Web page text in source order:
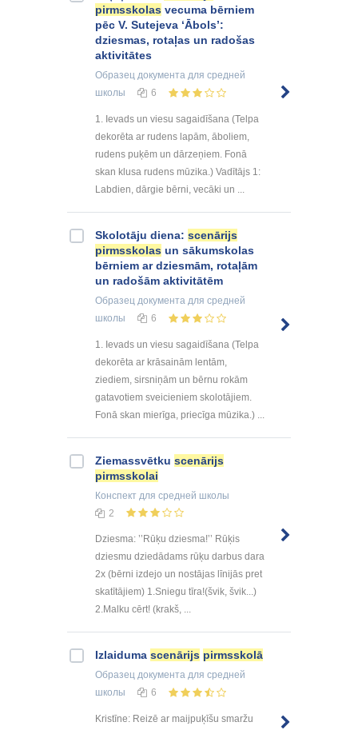
pirmsskolas vecuma bērniem
pēc V. Sutejeva ‘Ābols’:
dziesmas, rotaļas un radošas
aktivitātes
Образец документа для средней
школы
6
1. Ievads un viesu sagaidīšana (Telpa
dekorēta ar rudens lapām, āboliem,
rudens puķēm un dārzeņiem. Fonā
skan klusa rudens mūzika.) Vadītājs 1:
Labdien, dārgie bērni, vecāki un ...
Skolotāju diena: scenārijs
pirmsskolas un sākumskolas
bērniem ar dziesmām, rotaļām
un radošām aktivitātēm
Образец документа для средней
школы
6
1. Ievads un viesu sagaidīšana (Telpa
dekorēta ar krāsainām lentām,
ziediem, sirsniņām un bērnu rokām
gatavotiem sveicieniem skolotājiem.
Fonā skan mierīga, priecīga mūzika.) ...
Ziemassvētku scenārijs
pirmsskolai
Конспект для средней школы
2
Dziesma: ’’Rūķu dziesma!’’ Rūķis
dziesmu dziedādams rūķu darbus dara
2x (bērni izdejo un nostājas līnijās pret
skatītājiem) 1.Sniegu tīra!(švik, švik...)
2.Malku cērt! (krakš, ...
Izlaiduma scenārijs pirmsskolā
Образец документа для средней
школы
6
Kristīne: Reizē ar maijpuķīšu smaržu